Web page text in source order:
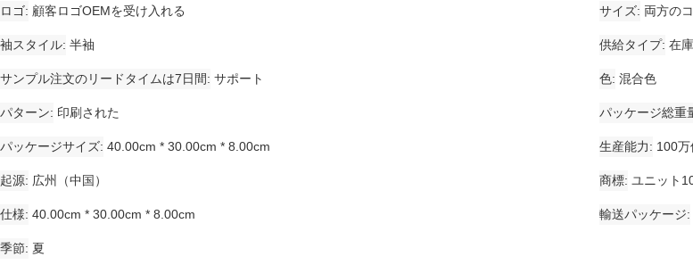
ロゴ 顧客ロゴOEMを受け入れる サイズ 両方の
袖スタイル 半袖 供給タイプ 在
サンプル注文のリードタイムは7日間 サポート 色 混合色
パターン 印刷された パッケージ総重
パッケージサイズ 40.00cm * 30.00cm * 8.00cm 生産能力 100
起源 広州（中国） 商標 ユニット
仕様 40.00cm * 30.00cm * 8.00cm 輸送パッケージ
季節 夏